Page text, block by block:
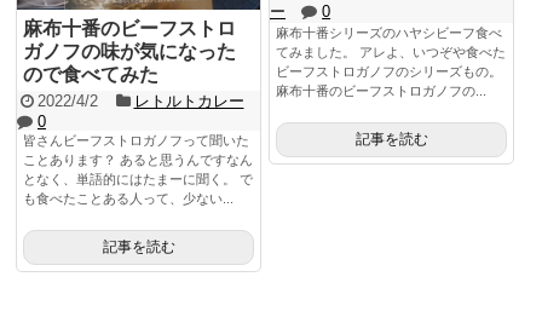
ー
0
麻布十番シリーズのハヤシビーフ食べ
てみました。 アレよ、いつぞや食べた
ビーフストロガノフのシリーズもの。
麻布十番のビーフストロガノフの...
記事を読む
麻布十番のビーフストロ
ガノフの味が気になった
ので食べてみた
2022/4/2
レトルトカレー
0
皆さんビーフストロガノフって聞いた
ことあります？ あると思うんですなん
となく、単語的にはたまーに聞く。 で
も食べたことある人って、少ない...
記事を読む